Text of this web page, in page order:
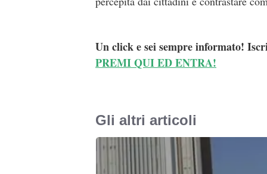
Un click e sei sempre informato!
PREMI QUI ED ENTRA!
Gli altri articoli